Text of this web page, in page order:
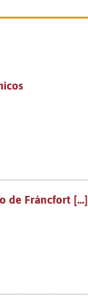
de Fráncfort [...]